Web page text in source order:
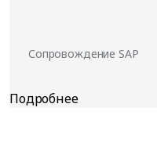
Сопровождение SAP